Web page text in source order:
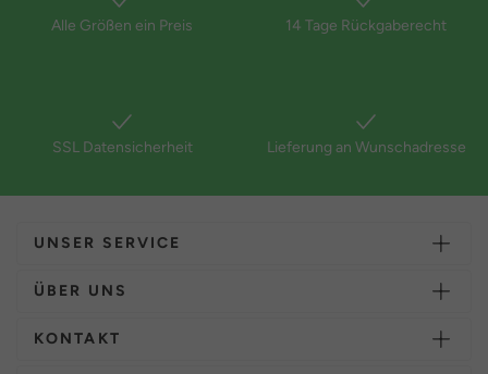
Alle Größen ein Preis 14 Tage Rückgaberecht
SSL Datensicherheit Lieferung an Wunschadresse
UNSER SERVICE
ÜBER UNS
KONTAKT